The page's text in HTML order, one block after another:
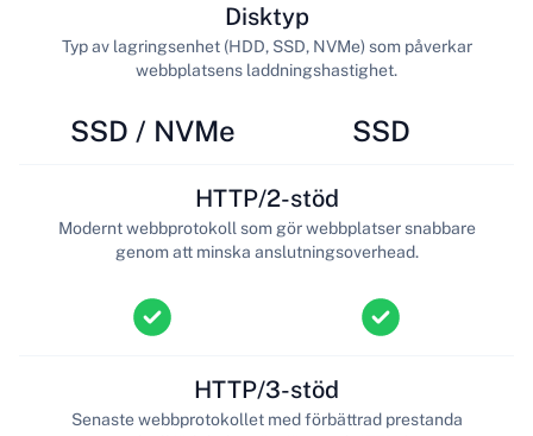
SSD / NVMe
Disktyp
Typ av lagringsenhet (HDD, SSD, NVMe) som påverkar
webbplatsens laddningshastighet.
SSD
HTTP/2-stöd
Modernt webbprotokoll som gör webbplatser snabbare
genom att minska anslutningsoverhead.
HTTP/3-stöd
Senaste webbprotokollet med förbättrad prestanda